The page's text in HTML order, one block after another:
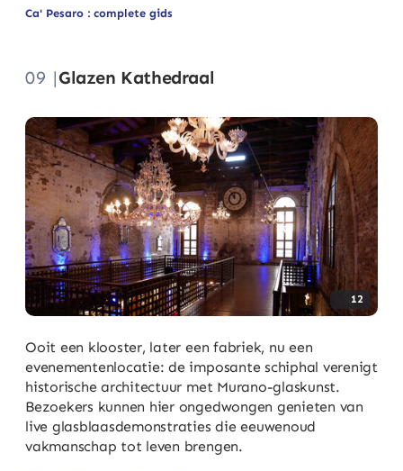
Ca' Pesaro : complete gids
09 |Glazen Kathedraal
12
Ooit een klooster, later een fabriek, nu een
evenementenlocatie: de imposante schiphal verenigt
historische architectuur met Murano-glaskunst.
Bezoekers kunnen hier ongedwongen genieten van
live glasblaasdemonstraties die eeuwenoud
vakmanschap tot leven brengen.